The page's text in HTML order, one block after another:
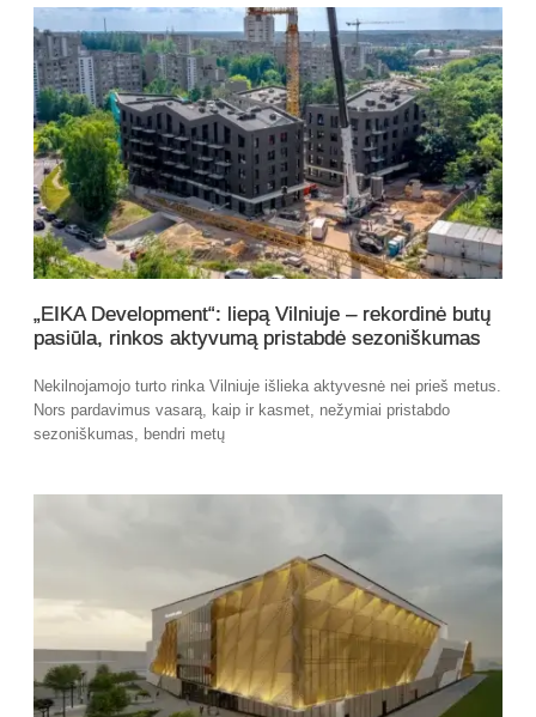
„EIKA Development“: liepą Vilniuje – rekordinė butų
pasiūla, rinkos aktyvumą pristabdė sezoniškumas
Nekilnojamojo turto rinka Vilniuje išlieka aktyvesnė nei prieš metus.
Nors pardavimus vasarą, kaip ir kasmet, nežymiai pristabdo
sezoniškumas, bendri metų